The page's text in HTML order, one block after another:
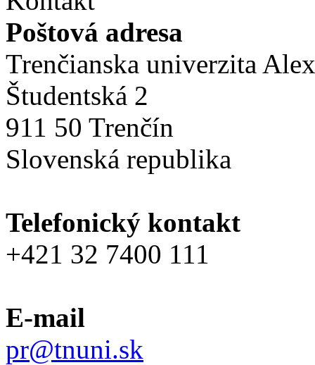
Poštová adresa
Trenčianska univerzita
Študentská 2
911 50 Trenčín
Slovenská republika
Telefonický kontakt
+421 32 7400 111
E-mail
pr@tnuni.sk